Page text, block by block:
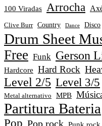
100 Viradas Arrocha
Clive Burr Country Dance Disco
Drum Sheet
Free Funk Gerson
Hardcore Hard Rock
Level 2/5 Level 3/5
Metal alternativo MPB
Partitura Bateria
Pop Pop rock Punk rock